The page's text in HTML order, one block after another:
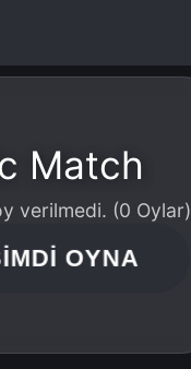
Match
verilmedi. (0 Oylar)
OYNA